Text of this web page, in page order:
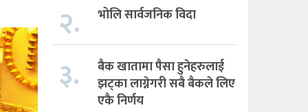
२. भोलि सार्वजनिक विदा
३.
बैक खातामा पैसा हुनेहरुलाई
झट्का लाग्नेगरी सबै बैकले लिए
एकै निर्णय